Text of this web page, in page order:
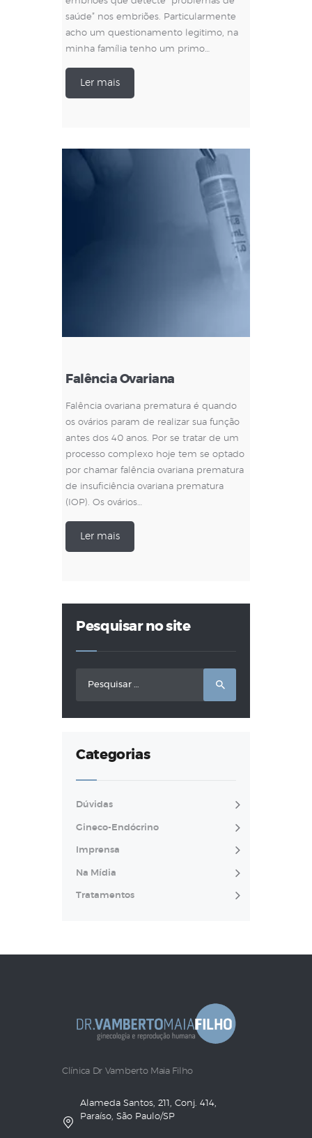
saúde” nos embriões. Particularmente
acho um questionamento legitimo, na
minha família tenho um primo…
Ler mais
Falência Ovariana
Falência ovariana prematura é quando
os ovários param de realizar sua função
antes dos 40 anos. Por se tratar de um
processo complexo hoje tem se optado
por chamar falência ovariana prematura
de insuficiência ovariana prematura
(IOP). Os ovários…
Ler mais
Pesquisar no site
Categorias
Dúvidas
Gineco-Endócrino
Imprensa
Na Mídia
Tratamentos
Clínica Dr Vamberto Maia Filho
Alameda Santos, 211, Conj. 414,
Paraíso, São Paulo/SP